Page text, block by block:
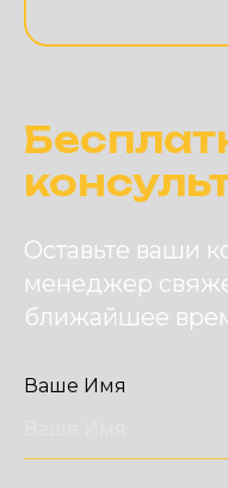
Оставьте ваши
менеджер
ближайшее
Ваше Имя